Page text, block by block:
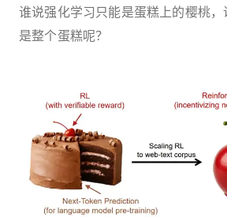
谁说强化学习只能是蛋糕上的樱桃
是整个蛋糕呢？